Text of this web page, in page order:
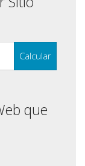
Calcular
que